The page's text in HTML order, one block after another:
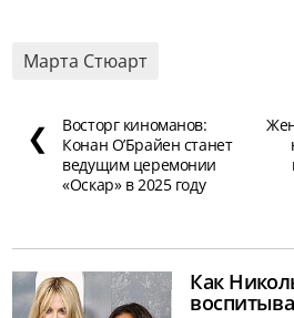
Марта Стюарт
❮
Восторг киноманов:
Конан О’Брайен станет
ведущим церемонии
«Оскар» в 2025 году
Как